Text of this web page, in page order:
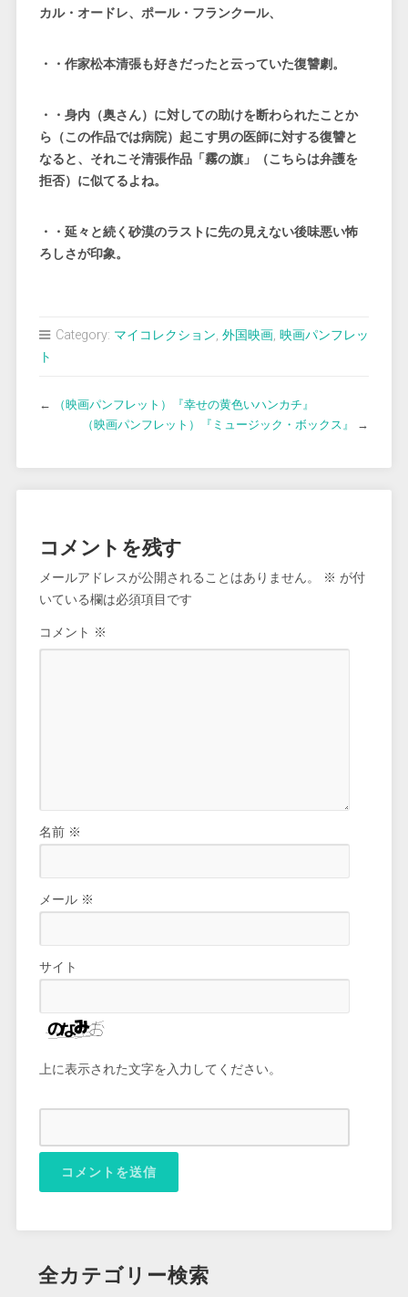
カル・オードレ、ポール・フランクール、
・・作家松本清張も好きだったと云っていた復讐劇。
・・身内（奥さん）に対しての助けを断わられたことか
ら（この作品では病院）起こす男の医師に対する復讐と
なると、それこそ清張作品「霧の旗」（こちらは弁護を
拒否）に似てるよね。
・・延々と続く砂漠のラストに先の見えない後味悪い怖
ろしさが印象。
Category: マイコレクション, 外国映画, 映画パンフレッ
ト
←
（映画パンフレット）『幸せの黄色いハンカチ』
（映画パンフレット）『ミュージック・ボックス』
→
コメントを残す
メールアドレスが公開されることはありません。 ※ が付
いている欄は必須項目です
コメント ※
名前 ※
メール ※
サイト
上に表示された文字を入力してください。
全カテゴリー検索